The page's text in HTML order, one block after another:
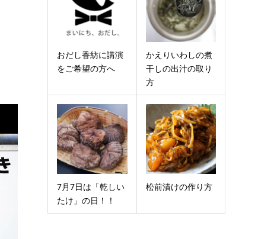
おだし香紡に講演
をご希望の方へ
かえりいわしの煮
干しの出汁の取り
方
7月7日は「乾しい
たけ」の日！！
松前漬けの作り方